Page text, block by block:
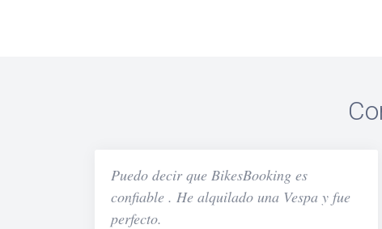
Puedo decir que BikesBooking es
confiable . He alquilado una Vespa y fue
perfecto.